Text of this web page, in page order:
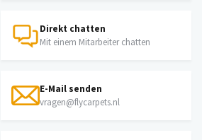
Direkt chatten
Mit einem Mitarbeiter chatten
E-Mail senden
vragen@flycarpets.nl